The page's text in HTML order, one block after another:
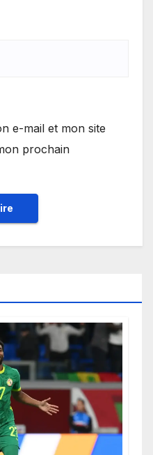
e-mail et mon site
prochain